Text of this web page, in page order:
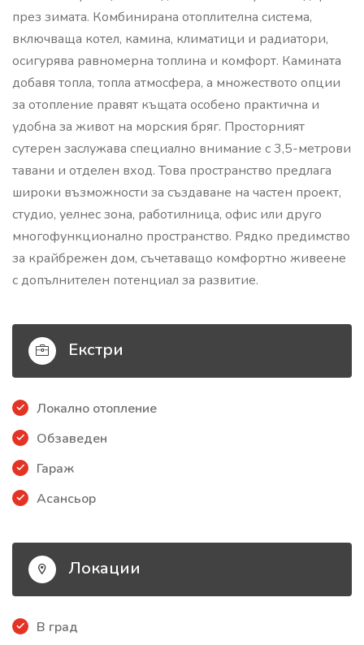
през зимата. Комбинирана отоплителна система,
включваща котел, камина, климатици и радиатори,
осигурява равномерна топлина и комфорт. Камината
добавя топла, топла атмосфера, а множеството опции
за отопление правят къщата особено практична и
удобна за живот на морския бряг. Просторният
сутерен заслужава специално внимание с 3,5-метрови
тавани и отделен вход. Това пространство предлага
широки възможности за създаване на частен проект,
студио, уелнес зона, работилница, офис или друго
многофункционално пространство. Рядко предимство
за крайбрежен дом, съчетаващо комфортно живеене
с допълнителен потенциал за развитие.
Екстри
Локално отопление
Обзаведен
Гараж
Асансьор
Локации
В град